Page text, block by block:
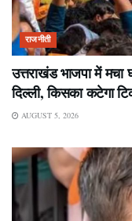
राजनीती
उत्तराखंड भाजपा में मचा
दिल्ली, किसका कटेगा
AUGUST 5, 2026